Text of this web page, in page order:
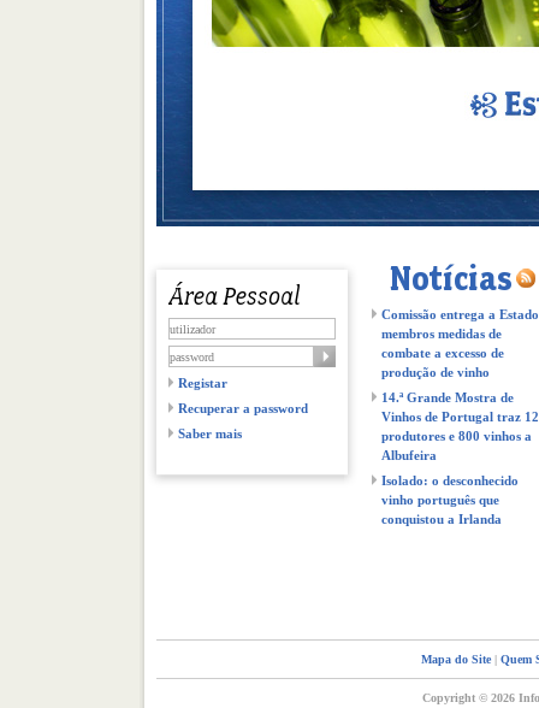
Registar
Recuperar a password
Saber mais
Comissão entrega a
membros medidas de
combate a excesso de
produção de vinho
14.ª Grande Mostra de
Vinhos de Portugal traz
produtores e 800 vinhos a
Albufeira
Isolado: o desconhecido
vinho português que
conquistou a Irlanda
Mapa do Site| Quem
Copyright © 2026